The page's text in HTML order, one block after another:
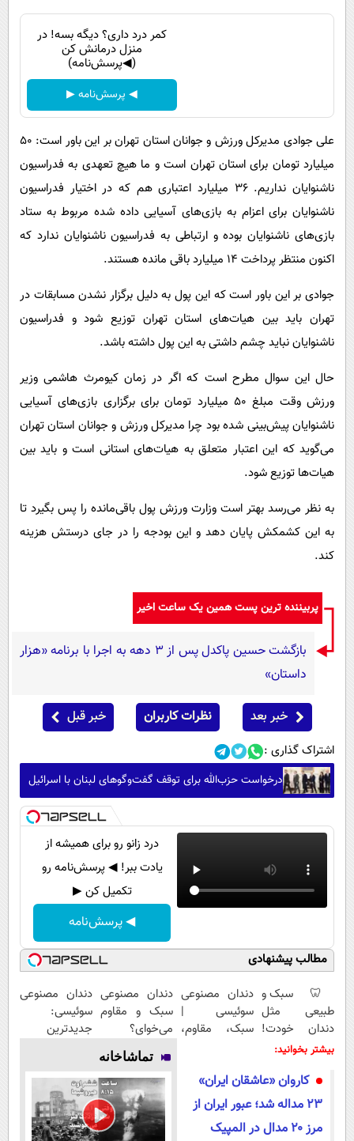
کمر درد داری؟ دیگه بسه! در
منزل درمانش کن
(◀پرسش‌نامه)
◀ پرسش‌نامه ▶
علی جوادی مدیرکل ورزش و جوانان استان تهران بر این باور است: ۵۰
میلیارد تومان برای استان تهران است و ما هیچ تعهدی به فدراسیون
ناشنوایان نداریم. ۳۶ میلیارد اعتباری هم که در اختیار فدراسیون
ناشنوایان برای اعزام به بازی‌های آسیایی داده شده مربوط به ستاد
بازی‌های ناشنوایان بوده و ارتباطی به فدراسیون ناشنوایان ندارد که
اکنون منتظر پرداخت ۱۴ میلیارد باقی مانده هستند.
جوادی بر این باور است که این پول به دلیل برگزار نشدن مسابقات در
تهران باید بین هیات‌های استان تهران توزیع شود و فدراسیون
ناشنوایان نباید چشم داشتی به این پول داشته باشد.
حال این سوال مطرح است که اگر در زمان کیومرث هاشمی وزیر
ورزش وقت مبلغ ۵۰ میلیارد تومان برای برگزاری بازی‌های آسیایی
ناشنوایان پیش‌بینی شده بود چرا مدیرکل ورزش و جوانان استان تهران
می‌گوید که این اعتبار متعلق به هیات‌های استانی است و باید بین
هیات‌ها توزیع شود.
به نظر می‌رسد بهتر است وزارت ورزش پول باقی‌مانده را پس بگیرد تا
به این کشمکش پایان دهد و این بودجه را در جای درستش هزینه
کند.
پربیننده ترین پست همین یک ساعت اخیر
بازگشت حسین پاکدل پس از ۳ دهه به اجرا با برنامه «هزار
داستان»
خبر بعد نظرات کاربران خبر قبل
اشتراک گذاری :
درخواست حزب‌الله برای توقف گفت‌وگوهای لبنان با اسرائیل
درد زانو رو برای همیشه از
یادت ببر! ◀ پرسش‌نامه رو
تکمیل کن ▶
◀ پرسش‌نامه
مطالب پیشنهادی
🦷 سبک و
طبیعی مثل
دندان خودت!
نصب آسان و
اقساطی 💳 📍
تهران
دندان مصنوعی
سوئیسی |
سبک، مقاوم،
اقساطی😍
دندان مصنوعی
سبک و مقاوم
می‌خوای؟
پرداخت
اقساطی هم
داریم!😍 | 📍
تهران
دندان مصنوعی
سوئیسی:
جدیدترین
پرداخت قسطی
بیشتر بخوانید:
کاروان «عاشقان ایران»
۲۳ مداله شد؛ عبور ایران از
مرز ۲۰ مدال در المپیک
تماشاخانه